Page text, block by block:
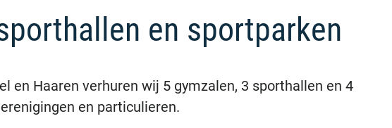
en sportparken
en Haaren verhuren wij 5 gymzalen, 3 sporthallen en 4
en particulieren.